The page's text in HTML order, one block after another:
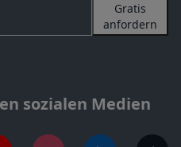
Gratis
anfordern
sozialen Medien